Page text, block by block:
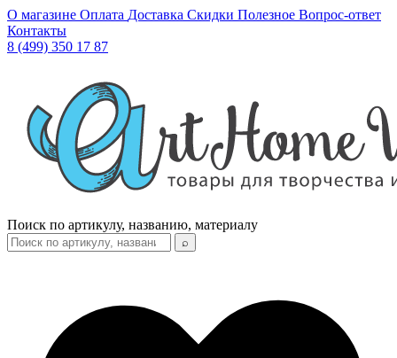
О магазине Оплата Доставка Скидки Полезное Вопрос-ответ
Контакты
8 (499) 350 17 87
Поиск по артикулу, названию, материалу
⌕